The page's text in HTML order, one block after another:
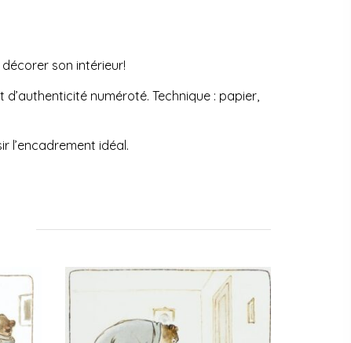
son intérieur!
numéroté. Technique : papier,
l’encadrement idéal.